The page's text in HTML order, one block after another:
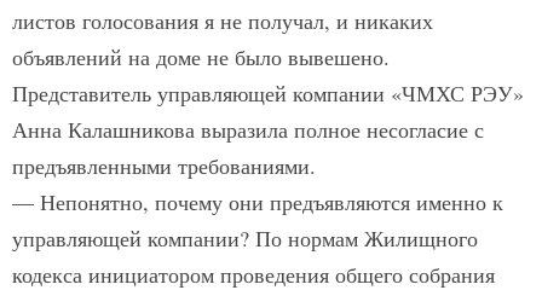
листов голосования я не получал, и никаких
объявлений на доме не было вывешено.
Представитель управляющей компании «ЧМХС РЭУ»
Анна Калашникова выразила полное несогласие с
предъявленными требованиями.
— Непонятно, почему они предъявляются именно к
управляющей компании? По нормам Жилищного
кодекса инициатором проведения общего собрания